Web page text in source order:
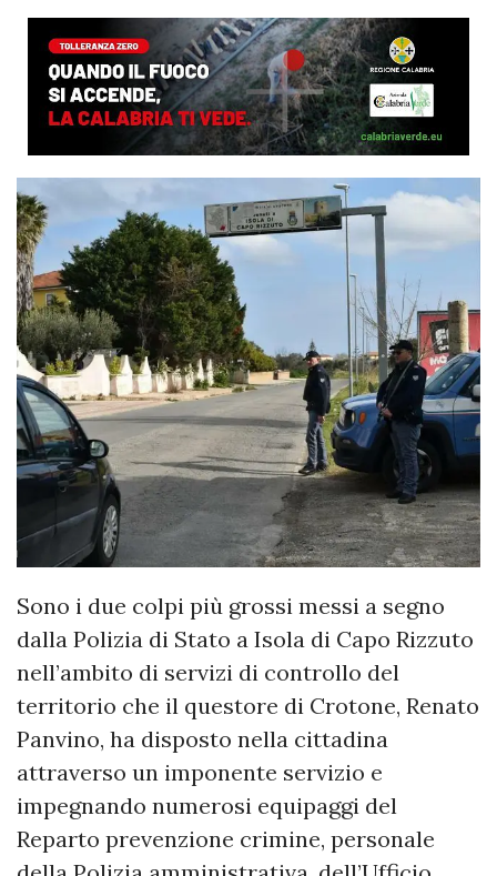
Sono i due colpi più grossi messi a segno
dalla Polizia di Stato a Isola di Capo Rizzuto
nell’ambito di servizi di controllo del
territorio che il questore di Crotone, Renato
Panvino, ha disposto nella cittadina
attraverso un imponente servizio e
impegnando numerosi equipaggi del
Reparto prevenzione crimine, personale